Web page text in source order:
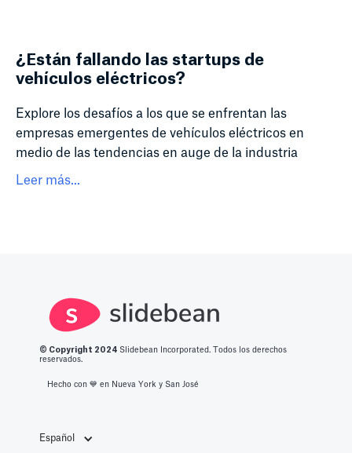
¿Están fallando las startups de
vehículos eléctricos?
Explore los desafíos a los que se enfrentan las
empresas emergentes de vehículos eléctricos en
medio de las tendencias en auge de la industria
Leer más...
© Copyright 2 024 Slidebean Incorporated. Todos los derechos
reservados.
Hecho con 💙️ en Nueva York y San José
Español